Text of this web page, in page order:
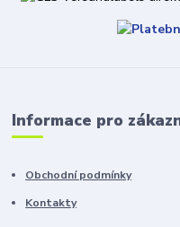
Informace pro
Obchodní podmínky
Kontakty